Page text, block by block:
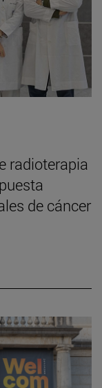
radioterapia
de cáncer